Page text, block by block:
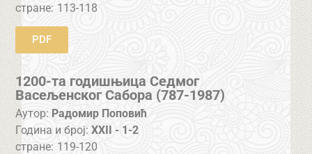
стране: 113-118
PDF
1200-та годишњица Седмог
Васељенског Сабора (787-1987)
Аутор: Радомир Поповић
Година и број:XXII - 1-2
стране: 119-120